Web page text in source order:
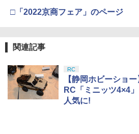
￥184
￥710
□「2022京商フェア」のページ
関連記事
RC
【静岡ホビーショ
RC「ミニッツ4×4
人気に!